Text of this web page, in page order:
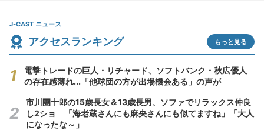
J-CAST ニュース
アクセスランキング もっと見る
電撃トレードの巨人・リチャード、ソフトバンク・秋広優人
の存在感薄れ...「他球団の方が出場機会ある」の声が
市川團十郎の15歳長女＆13歳長男、ソファでリラックス仲良
し2ショ 「海老蔵さんにも麻央さんにも似てますね」「大人
になったな～」